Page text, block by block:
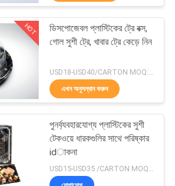
কাটলারি
51
টেক
31
HOT
ডিসপোজেবল প্লাস্টিকের ট্রে বক্স,
গোল সুশী ট্রে, খাবার ট্রে কেড়ে নিন
এখন অনুসন্ধান করুন
পুনর্ব্যবহারযোগ্য প্লাস্টিকের সুশী
টেকওয়ে ধারকগুলির সাথে পরিষ্কার
idাকনা